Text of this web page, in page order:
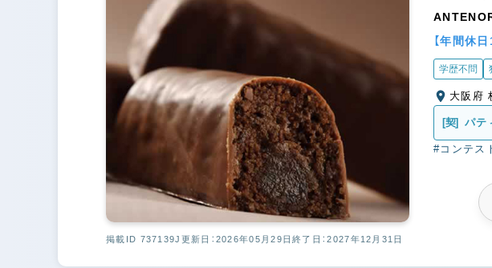
【年間休
学歴不問
[契] パテ
#コンテス
掲載ID 737139J 更新日：2026年05月29日終了日：2027年12月31日